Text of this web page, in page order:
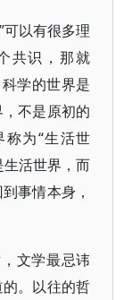
可以有很多理
共识，那就
学的世界是
不是原初的
为“生活世
活世界，而
事情本身，
文学最忌讳
。以往的哲